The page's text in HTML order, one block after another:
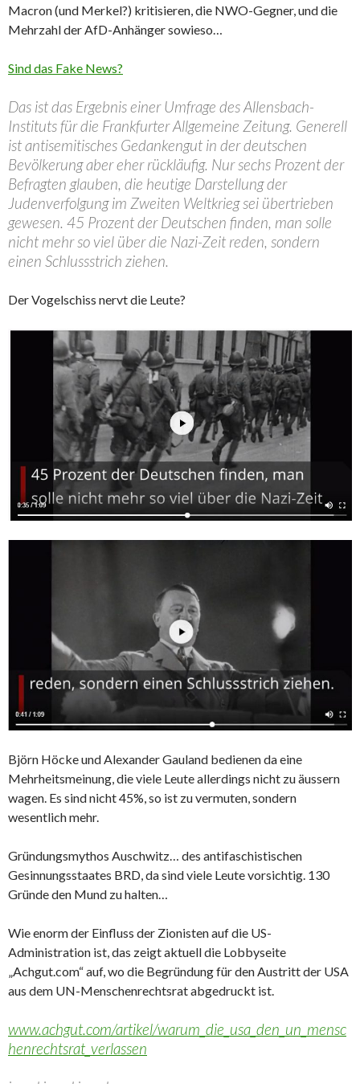
Macron (und Merkel?) kritisieren, die NWO-Gegner, und die
Mehrzahl der AfD-Anhänger sowieso…
Sind das Fake News?
Das ist das Ergebnis einer Umfrage des Allensbach-
Instituts für die Frankfurter Allgemeine Zeitung. Generell
ist antisemitisches Gedankengut in der deutschen
Bevölkerung aber eher rückläufig. Nur sechs Prozent der
Befragten glauben, die heutige Darstellung der
Judenverfolgung im Zweiten Weltkrieg sei übertrieben
gewesen. 45 Prozent der Deutschen finden, man solle
nicht mehr so viel über die Nazi-Zeit reden, sondern
einen Schlussstrich ziehen.
Der Vogelschiss nervt die Leute?
Björn Höcke und Alexander Gauland bedienen da eine
Mehrheitsmeinung, die viele Leute allerdings nicht zu äussern
wagen. Es sind nicht 45%, so ist zu vermuten, sondern
wesentlich mehr.
Gründungsmythos Auschwitz… des antifaschistischen
Gesinnungsstaates BRD, da sind viele Leute vorsichtig. 130
Gründe den Mund zu halten…
Wie enorm der Einfluss der Zionisten auf die US-
Administration ist, das zeigt aktuell die Lobbyseite
„Achgut.com“ auf, wo die Begründung für den Austritt der USA
aus dem UN-Menschenrechtsrat abgedruckt ist.
www.achgut.com/artikel/warum_die_usa_den_un_mensc
henrechtsrat_verlassen